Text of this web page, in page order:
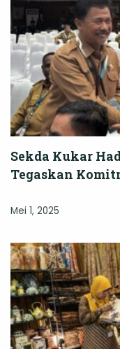
Sekda Kukar
Tegaskan
Mei 1, 2025